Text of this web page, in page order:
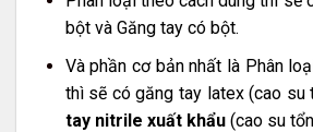
bột và Găng tay có bột.
Và phần cơ bản nhất là Phân
thì sẽ có găng tay latex (cao su
tay nitrile xuất khẩu(cao su